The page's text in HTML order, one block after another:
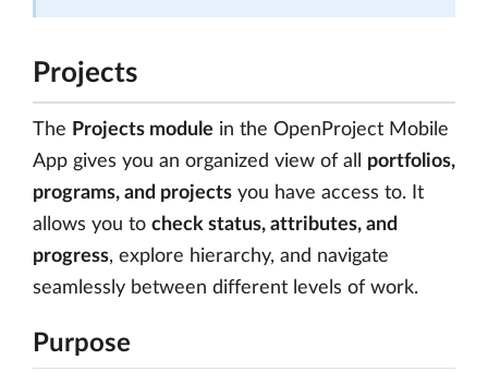
Projects
The Projects module in the OpenProject Mobile
App gives you an organized view of all portfolios,
programs, and projects you have access to. It
allows you to check status, attributes, and
progress, explore hierarchy, and navigate
seamlessly between different levels of work.
Purpose